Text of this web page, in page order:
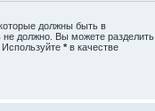
должны быть в
не должно. Вы можете разделить
Используйте * в качестве